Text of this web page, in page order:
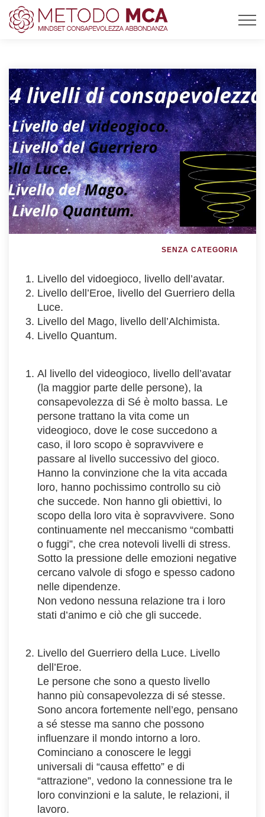
SENZA CATEGORIA
Livello del vidoegioco, livello dell’avatar.
Livello dell’Eroe, livello del Guerriero della
Luce.
Livello del Mago, livello dell’Alchimista.
Livello Quantum.
Al livello del videogioco, livello dell’avatar
(la maggior parte delle persone), la
consapevolezza di Sé è molto bassa. Le
persone trattano la vita come un
videogioco, dove le cose succedono a
caso, il loro scopo è sopravvivere e
passare al livello successivo del gioco.
Hanno la convinzione che la vita accada
loro, hanno pochissimo controllo su ciò
che succede. Non hanno gli obiettivi, lo
scopo della loro vita è sopravvivere. Sono
continuamente nel meccanismo “combatti
o fuggi”, che crea notevoli livelli di stress.
Sotto la pressione delle emozioni negative
cercano valvole di sfogo e spesso cadono
nelle dipendenze.
Non vedono nessuna relazione tra i loro
stati d’animo e ciò che gli succede.
Livello del Guerriero della Luce. Livello
dell’Eroe.
Le persone che sono a questo livello
hanno più consapevolezza di sé stesse.
Sono ancora fortemente nell’ego, pensano
a sé stesse ma sanno che possono
influenzare il mondo intorno a loro.
Cominciano a conoscere le leggi
universali di “causa effetto” e di
“attrazione”, vedono la connessione tra le
loro convinzioni e la salute, le relazioni, il
lavoro.